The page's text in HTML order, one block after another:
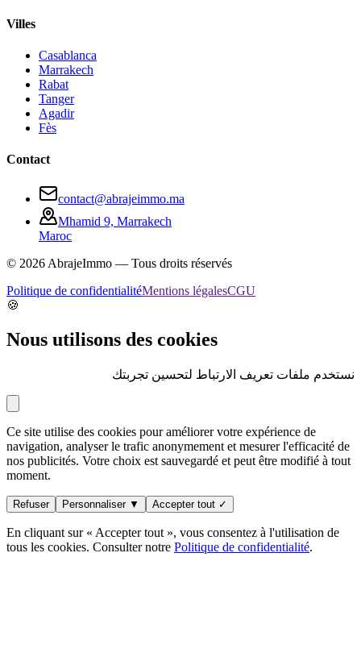
Villes
Casablanca
Marrakech
Rabat
Tanger
Agadir
Fès
Contact
contact@abrajeimmo.ma
Mhamid 9, Marrakech
Maroc
© 2026AbrajeImmo — Tous droits réservés
Politique de confidentialitéMentions légalesCGU
🍪
Nous utilisons des cookies
نستخدم ملفات تعريف الارتباط لتحسين تجربتك
Ce site utilise des cookies pour améliorer votre expérience de
navigation, analyser le trafic anonymement et mesurer l'efficacité de
nos publicités. Votre choix est sauvegardé et peut être modifié à tout
moment.
Refuser Personnaliser ▼ Accepter tout ✓
En cliquant sur « Accepter tout », vous consentez à l'utilisation de
tous les cookies. Consulter notre Politique de confidentialité.